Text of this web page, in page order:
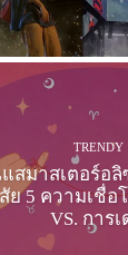
TRENDY
สมาสเตอร์อ
ย 5 ความเชื่อ
VS. การ